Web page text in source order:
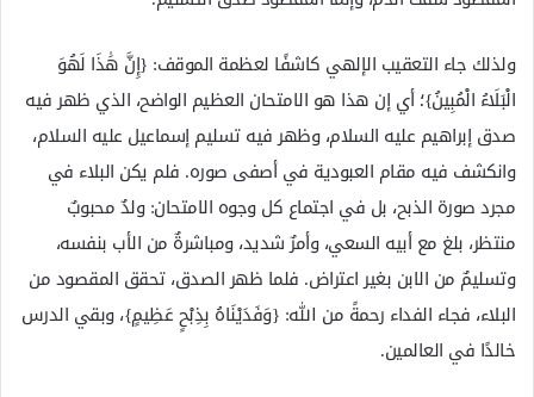
ولذلك جاء التعقيب الإلهي كاشفًا لعظمة الموقف: {إِنَّ هَٰذَا لَهُوَ
الْبَلَاءُ الْمُبِينُ}؛ أي إن هذا هو الامتحان العظيم الواضح، الذي ظهر فيه
صدق إبراهيم عليه السلام، وظهر فيه تسليم إسماعيل عليه السلام،
وانكشف فيه مقام العبودية في أصفى صوره. فلم يكن البلاء في
مجرد صورة الذبح، بل في اجتماع كل وجوه الامتحان: ولدٌ محبوبٌ
منتظر، بلغ مع أبيه السعي، وأمرٌ شديد، ومباشرةٌ من الأب بنفسه،
وتسليمٌ من الابن بغير اعتراض. فلما ظهر الصدق، تحقق المقصود من
البلاء، فجاء الفداء رحمةً من الله: {وَفَدَيْنَاهُ بِذِبْحٍ عَظِيمٍ}، وبقي الدرس
خالدًا في العالمين.